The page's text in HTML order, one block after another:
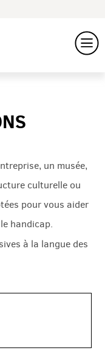
un musée,
culturelle ou
pour vous aider
handicap.
à la langue des